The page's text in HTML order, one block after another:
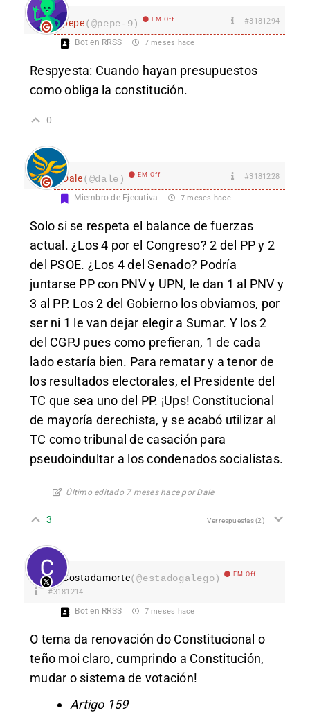
pepe(@pepe-9) EM Off #3181294
Bot en RRSS 7 meses hace
Respyesta: Cuando hayan presupuestos
como obliga la constitución.
0
Dale(@dale) EM Off #3181228
Miembro de Ejecutiva 7 meses hace
Solo si se respeta el balance de fuerzas
actual. ¿Los 4 por el Congreso? 2 del PP y 2
del PSOE. ¿Los 4 del Senado? Podría
juntarse PP con PNV y UPN, le dan 1 al PNV y
3 al PP. Los 2 del Gobierno los obviamos, por
ser ni 1 le van dejar elegir a Sumar. Y los 2
del CGPJ pues como prefieran, 1 de cada
lado estaría bien. Para rematar y a tenor de
los resultados electorales, el Presidente del
TC que sea uno del PP. ¡Ups! Constitucional
de mayoría derechista, y se acabó utilizar al
TC como tribunal de casación para
pseudoindultar a los condenados socialistas.
Último editado 7 meses hace por Dale
3 Ver respuestas(2)
Costadamorte(@estadogalego) EM Off
#3181214
Bot en RRSS 7 meses hace
O tema da renovación do Constitucional o
teño moi claro, cumprindo a Constitución,
mudar o sistema de votación!
Artigo 159